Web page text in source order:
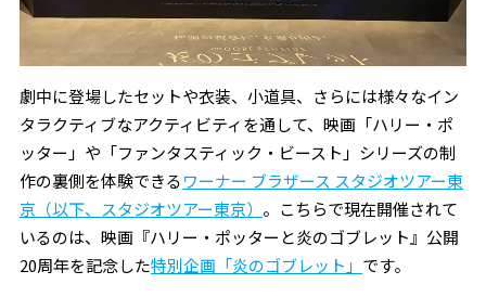
劇中に登場したセットや衣装、小道具、さらには様々なイン
タラクティブなアクティビティを通して、映画「ハリー・ポ
ッター」や「ファンタスティック・ビースト」シリーズの制
作の裏側を体験できるワーナー ブラザース スタジオツアー東
京（以下、スタジオツアー東京） 。こちらで現在開催されて
いるのは、映画『ハリー・ポッターと炎のゴブレット』公開
20周年を記念した特別企画「炎のゴブレット」 です。